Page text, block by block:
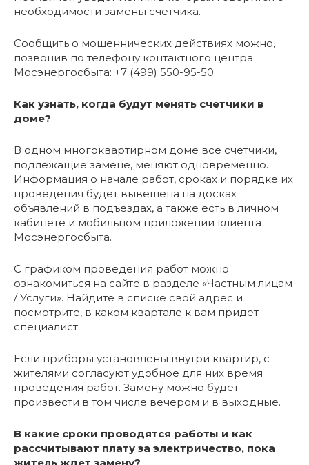
необходимости замены счетчика.
Сообщить о мошеннических действиях можно,
позвонив по телефону контактного центра
Мосэнергосбыта: +7 (499) 550-95-50.
Как узнать, когда будут менять счетчики в
доме?
В одном многоквартирном доме все счетчики,
подлежащие замене, меняют одновременно.
Информация о начале работ, сроках и порядке их
проведения будет вывешена на досках
объявлений в подъездах, а также есть в личном
кабинете и мобильном приложении клиента
Мосэнергосбыта.
С графиком проведения работ можно
ознакомиться на сайте в разделе «Частным лицам
/ Услуги». Найдите в списке свой адрес и
посмотрите, в каком квартале к вам придет
специалист.
Если приборы установлены внутри квартир, с
жителями согласуют удобное для них время
проведения работ. Замену можно будет
произвести в том числе вечером и в выходные.
В какие сроки проводятся работы и как
рассчитывают плату за электричество, пока